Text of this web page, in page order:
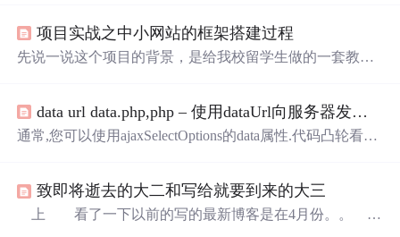
实际上传递到页面上的是一个字符串。而不是真正的 JavaS
cript 日期。 同样，当浏览器想要向服务器传递日期类型的
项目实战之中小网站的框架搭建过程
先说一说这个项目的背景，是给我校留学生做的一套教务
X的WCF，基本思路都是从JAVA项目中搬过来的，没有用
到C#特有的方法，比如ADO.NET 和 LINQ语句
data url data.php,php – 使用dataUrl向服务器发送附加变量
通常,您可以使用ajaxSelectOptions的data属性.代码凸轮看起
function () {return "popCodeAdjust";}}}问题可能...
致即将逝去的大二和写给就要到来的大三